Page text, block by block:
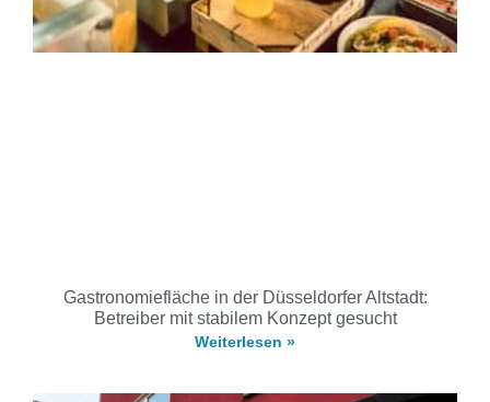
Gastronomiefläche in der Düsseldorfer Altstadt:
Betreiber mit stabilem Konzept gesucht
Weiterlesen »